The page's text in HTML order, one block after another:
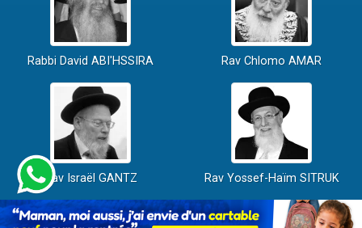
Rabbi David ABI'HSSIRA Rav Chlomo AMAR
Rav Israël GANTZ Rav Yossef-Haïm SITRUK